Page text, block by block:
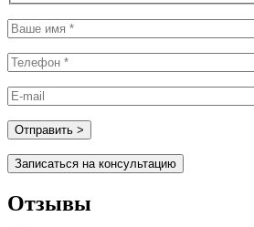
Записаться на консультацию
Отзывы